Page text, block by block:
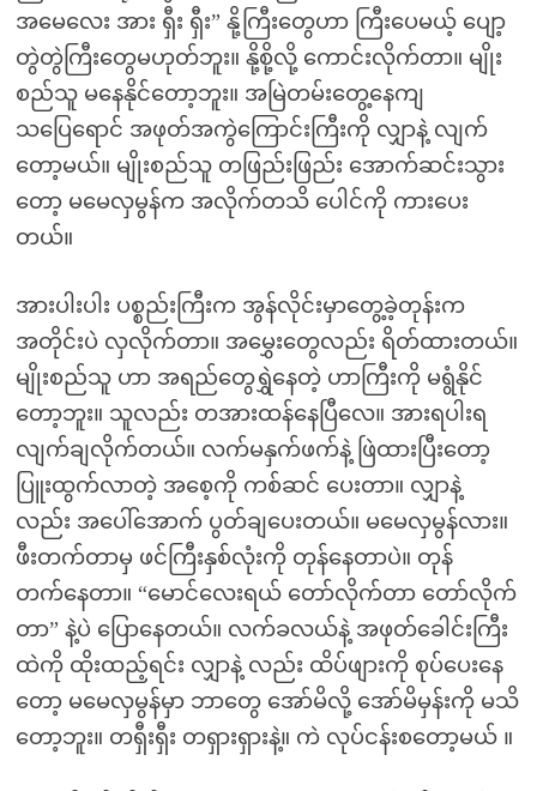
အမေလေး အား ရှီး ရှီး” နို့ကြီးတွေဟာ ကြီးပေမယ့် ပျော့
တွဲတွဲကြီးတွေမဟုတ်ဘူး။ နို့စို့လို့ ကောင်းလိုက်တာ။ မျိုး
စည်သူ မနေနိုင်တော့ဘူး။ အမြဲတမ်းတွေ့နေကျ
သပြေရောင် အဖုတ်အကွဲကြောင်းကြီးကို လျှာနဲ့ လျက်
တော့မယ်။ မျိုးစည်သူ တဖြည်းဖြည်း အောက်ဆင်းသွား
တော့ မမေလှမွန်က အလိုက်တသိ ပေါင်ကို ကားပေး
တယ်။
အားပါးပါး ပစ္စည်းကြီးက အွန်လိုင်းမှာတွေ့ခဲ့တုန်းက
အတိုင်းပဲ လှလိုက်တာ။ အမွှေးတွေလည်း ရိတ်ထားတယ်။
မျိုးစည်သူ ဟာ အရည်တွေရွှဲနေတဲ့ ဟာကြီးကို မရွံနိုင်
တော့ဘူး။ သူလည်း တအားထန်နေပြီလေ။ အားရပါးရ
လျက်ချလိုက်တယ်။ လက်မနှက်ဖက်နဲ့ ဖြဲထားပြီးတော့
ပြူးထွက်လာတဲ့ အစေ့ကို ကစ်ဆင် ပေးတာ။ လျှာနဲ့
လည်း အပေါ်အောက် ပွတ်ချပေးတယ်။ မမေလှမွန်လား။
ဖီးတက်တာမှ ဖင်ကြီးနှစ်လုံးကို တုန်နေတာပဲ။ တုန်
တက်နေတာ။ “မောင်လေးရယ် တော်လိုက်တာ တော်လိုက်
တာ” နဲ့ပဲ ပြောနေတယ်။ လက်ခလယ်နဲ့ အဖုတ်ခေါင်းကြီး
ထဲကို ထိုးထည့်ရင်း လျှာနဲ့ လည်း ထိပ်ဖျားကို စုပ်ပေးနေ
တော့ မမေလှမွန်မှာ ဘာတွေ အော်မိလို့ အော်မိမှန်းကို မသိ
တော့ဘူး။ တရှီးရှီး တရှားရှားနဲ့။ ကဲ လုပ်ငန်းစတော့မယ် ။